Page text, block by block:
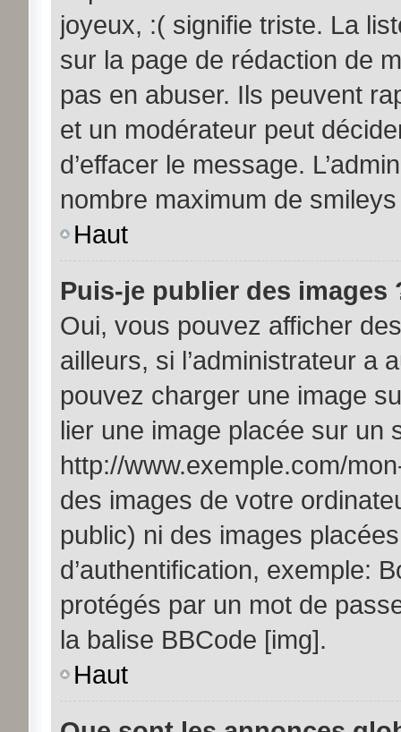
joyeux, :( signifie triste. La
sur la page de rédaction de
pas en abuser. Ils peuvent
et un modérateur peut
d’effacer le message.
nombre maximum de
Haut
Puis-je publier des images
Oui, vous pouvez afficher
ailleurs, si l’administrateur a
pouvez charger une image
lier une image placée sur un
http://www.exemple.com/
des images de votre
public) ni des images
d’authentification, exemple:
protégés par un mot de
la balise BBCode [img].
Haut